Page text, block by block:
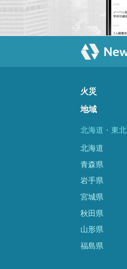
火災
地域
北海道・東北
北海道
青森県
岩手県
宮城県
秋田県
山形県
福島県